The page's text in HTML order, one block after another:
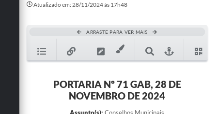
Ouvidoria
Legislação
Atualizado em: 28/11/2024 às 17h48
ARRASTE PARA VER MAIS
PORTARIA Nº 71 GAB, 28 DE
NOVEMBRO DE 2024